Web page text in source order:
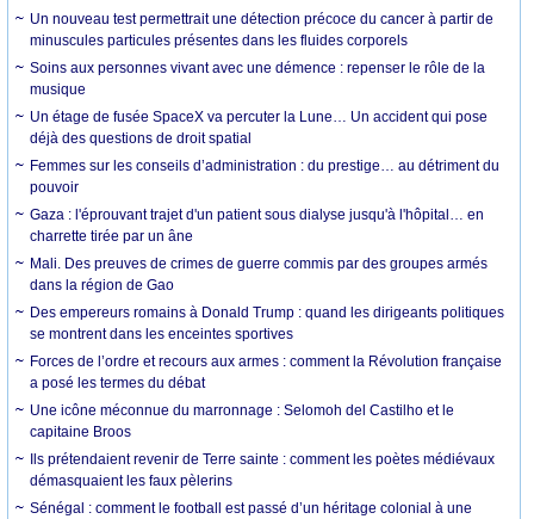
Un nouveau test permettrait une détection précoce du cancer à partir de
minuscules particules présentes dans les fluides corporels
Soins aux personnes vivant avec une démence : repenser le rôle de la
musique
Un étage de fusée SpaceX va percuter la Lune… Un accident qui pose
déjà des questions de droit spatial
Femmes sur les conseils d’administration : du prestige… au détriment du
pouvoir
Gaza : l'éprouvant trajet d'un patient sous dialyse jusqu'à l'hôpital… en
charrette tirée par un âne
Mali. Des preuves de crimes de guerre commis par des groupes armés
dans la région de Gao
Des empereurs romains à Donald Trump : quand les dirigeants politiques
se montrent dans les enceintes sportives
Forces de l’ordre et recours aux armes : comment la Révolution française
a posé les termes du débat
Une icône méconnue du marronnage : Selomoh del Castilho et le
capitaine Broos
Ils prétendaient revenir de Terre sainte : comment les poètes médiévaux
démasquaient les faux pèlerins
Sénégal : comment le football est passé d’un héritage colonial à une